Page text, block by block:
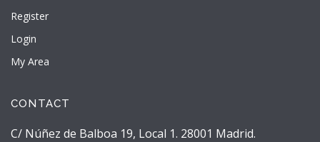
Register
Login
My Area
CONTACT
C/ Núñez de Balboa 19, Local 1. 28001 Madrid.